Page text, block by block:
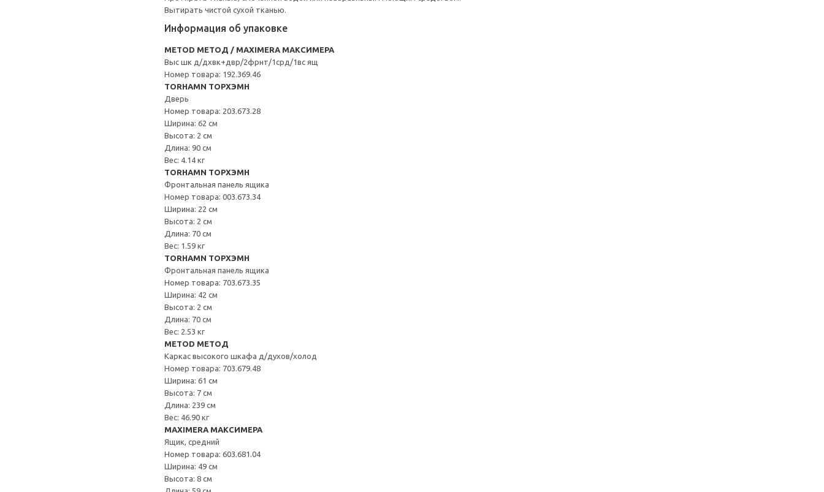
Вытирать чистой сухой тканью.
Информация об упаковке
METOD МЕТОД / MAXIMERA МАКСИМЕРА
Выс шк д/дхвк+двр/2фрнт/1срд/1вс ящ
Номер товара: 192.369.46
TORHAMN ТОРХЭМН
Дверь
Номер товара: 203.673.28
Ширина: 62 см
Высота: 2 см
Длина: 90 см
Вес: 4.14 кг
TORHAMN ТОРХЭМН
Фронтальная панель ящика
Номер товара: 003.673.34
Ширина: 22 см
Высота: 2 см
Длина: 70 см
Вес: 1.59 кг
TORHAMN ТОРХЭМН
Фронтальная панель ящика
Номер товара: 703.673.35
Ширина: 42 см
Высота: 2 см
Длина: 70 см
Вес: 2.53 кг
METOD МЕТОД
Каркас высокого шкафа д/духов/холод
Номер товара: 703.679.48
Ширина: 61 см
Высота: 7 см
Длина: 239 см
Вес: 46.90 кг
MAXIMERA МАКСИМЕРА
Ящик, средний
Номер товара: 603.681.04
Ширина: 49 см
Высота: 8 см